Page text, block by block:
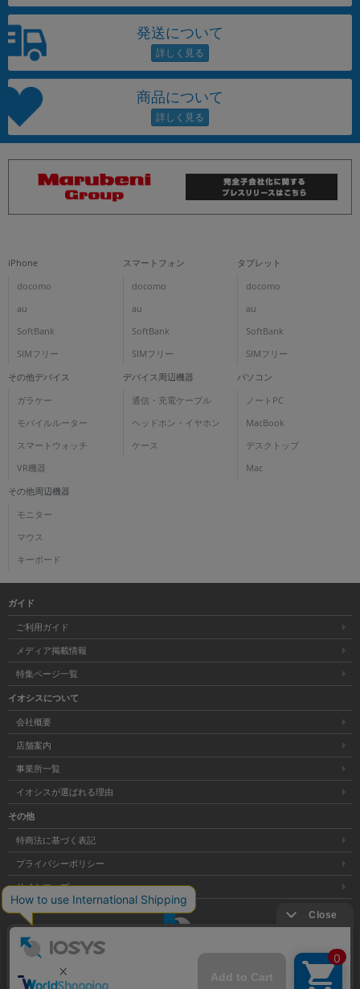
発送について
商品について
iPhone
docomo
au
SoftBank
SIMフリー
スマートフォン
docomo
au
SoftBank
SIMフリー
タブレット
docomo
au
SoftBank
SIMフリー
その他デバイス
ガラケー
モバイルルーター
スマートウォッチ
VR機器
デバイス周辺機器
通信・充電ケーブル
ヘッドホン・イヤホン
ケース
パソコン
ノートPC
MacBook
デスクトップ
Mac
その他周辺機器
モニター
マウス
キーボード
ガイド
ご利用ガイド
メディア掲載情報
特集ページ一覧
イオシスについて
会社概要
店舗案内
事業所一覧
イオシスが選ばれる理由
その他
特商法に基づく表記
プライバシーポリシー
サイトマップ
大阪府公安委員会発行 古物商許可証 第621121002176号